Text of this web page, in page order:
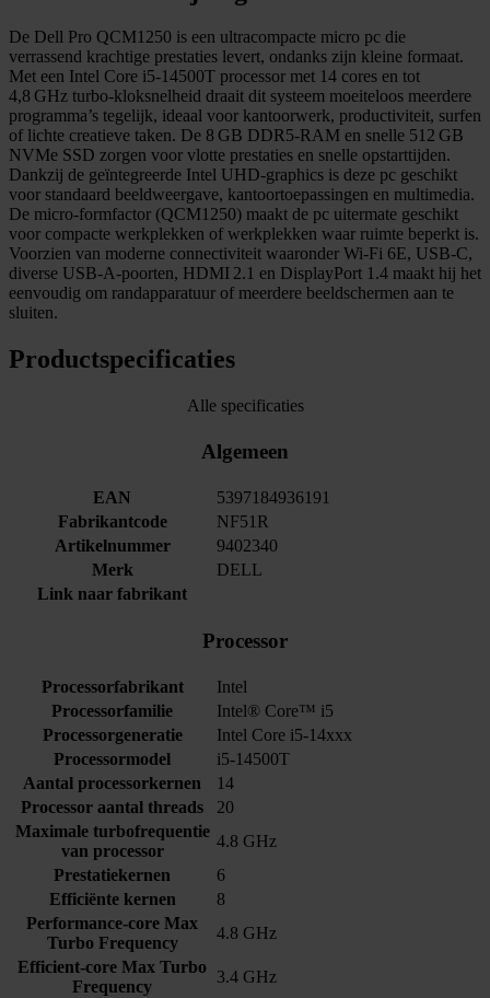
De Dell Pro QCM1250 is een ultracompacte micro pc die
verrassend krachtige prestaties levert, ondanks zijn kleine formaat.
Met een Intel Core i5‑14500T processor met 14 cores en tot
4,8 GHz turbo‑kloksnelheid draait dit systeem moeiteloos meerdere
programma’s tegelijk, ideaal voor kantoorwerk, productiviteit, surfen
of lichte creatieve taken. De 8 GB DDR5‑RAM en snelle 512 GB
NVMe SSD zorgen voor vlotte prestaties en snelle opstarttijden.
Dankzij de geïntegreerde Intel UHD‑graphics is deze pc geschikt
voor standaard beeldweergave, kantoortoepassingen en multimedia.
De micro‑formfactor (QCM1250) maakt de pc uitermate geschikt
voor compacte werkplekken of werkplekken waar ruimte beperkt is.
Voorzien van moderne connectiviteit waaronder Wi‑Fi 6E, USB‑C,
diverse USB‑A‑poorten, HDMI 2.1 en DisplayPort 1.4 maakt hij het
eenvoudig om randapparatuur of meerdere beeldschermen aan te
sluiten.
Productspecificaties
Alle specificaties
Algemeen
EAN
5397184936191
Fabrikantcode
NF51R
Artikelnummer
9402340
Merk
DELL
Link naar fabrikant
Processor
Processorfabrikant
Intel
Processorfamilie
Intel® Core™ i5
Processorgeneratie
Intel Core i5-14xxx
Processormodel
i5-14500T
Aantal processorkernen
14
Processor aantal threads
20
Maximale turbofrequentie
van processor
4.8 GHz
Prestatiekernen
6
Efficiënte kernen
8
Performance-core Max
Turbo Frequency
4.8 GHz
Efficient-core Max Turbo
Frequency
3.4 GHz